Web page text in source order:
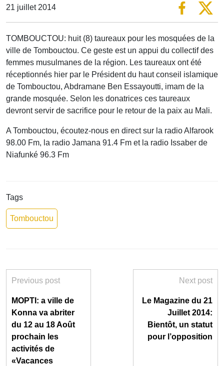
21 juillet 2014
TOMBOUCTOU: huit (8) taureaux pour les mosquées de la
ville de Tombouctou. Ce geste est un appui du collectif des
femmes musulmanes de la région. Les taureaux ont été
réceptionnés hier par le Président du haut conseil islamique
de Tombouctou, Abdramane Ben Essayoutti, imam de la
grande mosquée. Selon les donatrices ces taureaux
devront servir de sacrifice pour le retour de la paix au Mali.
A Tombouctou, écoutez-nous en direct sur la radio Alfarook
98.00 Fm, la radio Jamana 91.4 Fm et la radio Issaber de
Niafunké 96.3 Fm
Tags
Tombouctou
Previous post
MOPTI: a ville de
Konna va abriter
du 12 au 18 Août
prochain les
activités de
«Vacances
Next post
Le Magazine du 21
Juillet 2014:
Bientôt, un statut
pour l’opposition